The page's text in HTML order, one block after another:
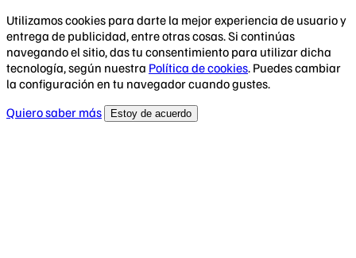
Utilizamos cookies para darte la mejor experiencia de usuario y
entrega de publicidad, entre otras cosas. Si continúas
navegando el sitio, das tu consentimiento para utilizar dicha
tecnología, según nuestra Política de cookies. Puedes cambiar
la configuración en tu navegador cuando gustes.
Quiero saber más
Estoy de acuerdo